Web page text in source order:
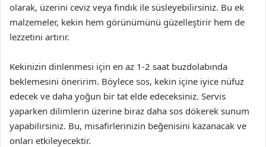
olarak, üzerini ceviz veya fındık ile süsleyebilirsiniz. Bu ek
malzemeler, kekin hem görünümünü güzelleştirir hem de
lezzetini artırır.
Kekinizin dinlenmesi için en az 1-2 saat buzdolabında
beklemesini öneririm. Böylece sos, kekin içine iyice nüfuz
edecek ve daha yoğun bir tat elde edeceksiniz. Servis
yaparken dilimlerin üzerine biraz daha sos dökerek sunum
yapabilirsiniz. Bu, misafirlerinizin beğenisini kazanacak ve
onları etkileyecektir.